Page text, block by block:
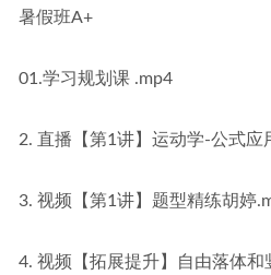
暑假班A+
01.学习规划课 .mp4
2. 直播【第1讲】运动学-公式应
3. 视频【第1讲】题型精练胡婷
4. 视频【拓展提升】自由落体